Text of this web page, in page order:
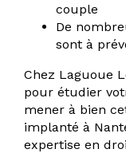
couple
De
sont à
Chez Laguoue
pour étudier
mener à bien
implanté à
expertise en